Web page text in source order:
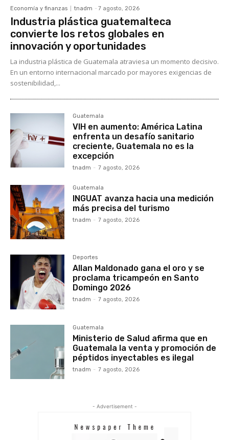
Economía y finanzas tnadm - 7 agosto, 2026
Industria plástica guatemalteca
convierte los retos globales en
innovación y oportunidades
La industria plástica de Guatemala atraviesa un momento decisivo.
En un entorno internacional marcado por mayores exigencias de
sostenibilidad,...
Guatemala
VIH en aumento: América Latina
enfrenta un desafío sanitario
creciente, Guatemala no es la
excepción
tnadm - 7 agosto, 2026
Guatemala
INGUAT avanza hacia una medición
más precisa del turismo
tnadm - 7 agosto, 2026
Deportes
Allan Maldonado gana el oro y se
proclama tricampeón en Santo
Domingo 2026
tnadm - 7 agosto, 2026
Guatemala
Ministerio de Salud afirma que en
Guatemala la venta y promoción de
péptidos inyectables es ilegal
tnadm - 7 agosto, 2026
- Advertisement -